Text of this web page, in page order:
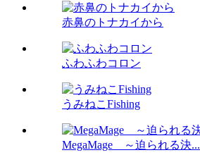
赤鼻のトナカイから
ふわふわコロン
うみねこFishing
MegaMage ～迫られる決...